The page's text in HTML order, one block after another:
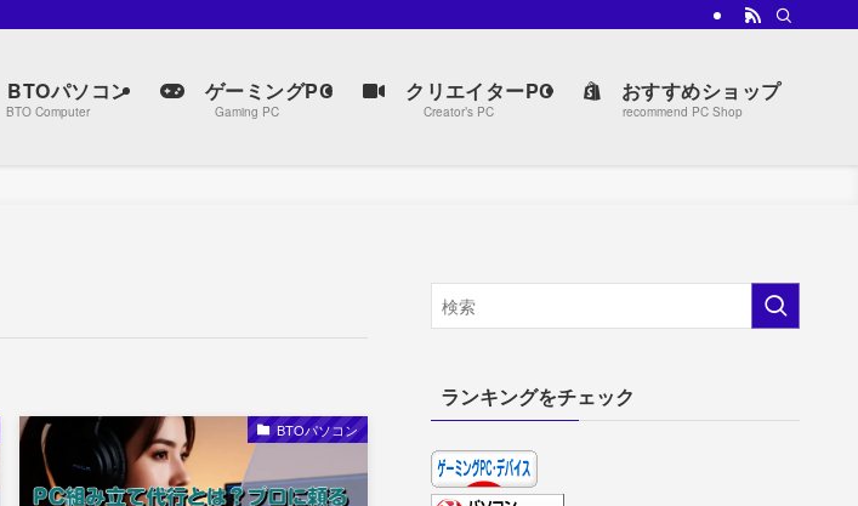
BTOパソコン
BTO Computer
ゲーミングPC
Gaming PC
クリエイターPC
Creator’s PC
おすすめショップ
recommend PC Shop
BTOパソコン
ランキングをチェック